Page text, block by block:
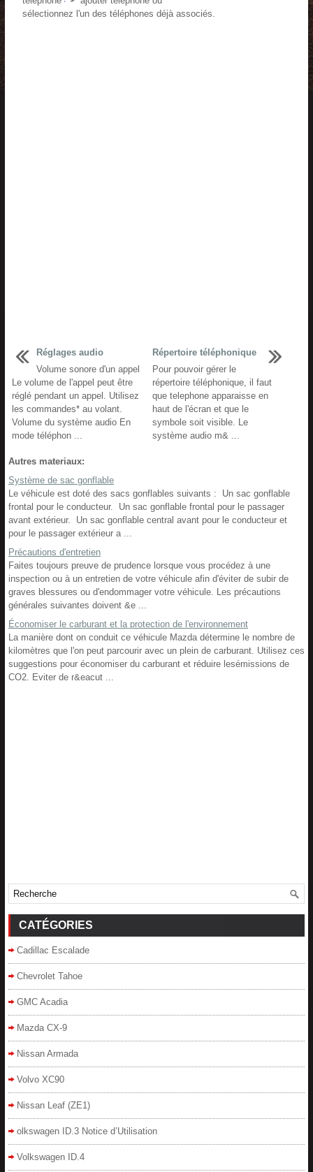
sélectionnez l'un des téléphones déjà associés.
Réglages audio
Volume sonore d'un appel
Le volume de l'appel peut être
réglé pendant un appel. Utilisez
les commandes* au volant.
Volume du système audio En
mode téléphon ...
Répertoire téléphonique
Pour pouvoir gérer le
répertoire téléphonique, il faut
que telephone apparaisse en
haut de l'écran et que le
symbole soit visible. Le
système audio m& ...
Autres materiaux:
Système de sac gonflable
Le véhicule est doté des sacs gonflables suivants : Un sac gonflable
frontal pour le conducteur. Un sac gonflable frontal pour le passager
avant extérieur. Un sac gonflable central avant pour le conducteur et
pour le passager extérieur a ...
Précautions d'entretien
Faites toujours preuve de prudence lorsque vous procédez à une
inspection ou à un entretien de votre véhicule afin d'éviter de subir de
graves blessures ou d'endommager votre véhicule. Les précautions
générales suivantes doivent &e ...
Économiser le carburant et la protection de l'environnement
La manière dont on conduit ce véhicule Mazda détermine le nombre de
kilomètres que l'on peut parcourir avec un plein de carburant. Utilisez ces
suggestions pour économiser du carburant et réduire lesémissions de
CO2. Eviter de r&eacut ...
CATÉGORIES
Cadillac Escalade
Chevrolet Tahoe
GMC Acadia
Mazda CX-9
Nissan Armada
Volvo XC90
Nissan Leaf (ZE1)
olkswagen ID.3 Notice d’Utilisation
Volkswagen ID.4